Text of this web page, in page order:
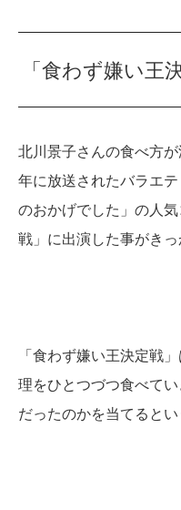
「食わず嫌い王
北川景子さんの食べ方
年に放送されたバラエ
のおかげでした」の人
戦」に出演した事がきっ
「食わず嫌い王決定戦
理をひとつづつ食べて
だったのかを当てるとい